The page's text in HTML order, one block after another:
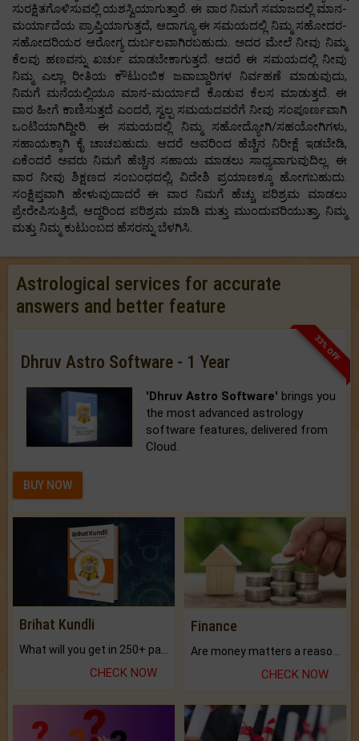
ಸುರಕ್ಷಿತಗೊಳಿಸುವಲ್ಲಿ ಯಶಸ್ವಿಯಾಗುತ್ತಾರೆ. ಈ ವಾರ ನಿಮಗೆ ಸಮಾಜದಲ್ಲಿ ಮಾನ-
ಮರ್ಯಾದೆಯ ಪ್ರಾಪ್ತಿಯಾಗುತ್ತದೆ, ಆದಾಗ್ಯೂ ಈ ಸಮಯದಲ್ಲಿ ನಿಮ್ಮ ಸಹೋದರ-
ಸಹೋದರಿಯರ ಆರೋಗ್ಯ ದುರ್ಬಲವಾಗಿರಬಹುದು. ಅದರ ಮೇಲೆ ನೀವು ನಿಮ್ಮ
ಕೆಲವು ಹಣವನ್ನು ಖರ್ಚು ಮಾಡಬೇಕಾಗುತ್ತದೆ. ಆದರೆ ಈ ಸಮಯದಲ್ಲಿ ನೀವು
ನಿಮ್ಮ ಎಲ್ಲಾ ರೀತಿಯ ಕೌಟುಂಬಿಕ ಜವಾಬ್ದಾರಿಗಳ ನಿರ್ವಹಣೆ ಮಾಡುವುದು,
ನಿಮಗೆ ಮನೆಯಲ್ಲಿಯೂ ಮಾನ-ಮರ್ಯಾದೆ ಕೊಡುವ ಕೆಲಸ ಮಾಡುತ್ತದೆ. ಈ
ವಾರ ಹೀಗೆ ಕಾಣಿಸುತ್ತದೆ ಎಂದರೆ, ಸ್ವಲ್ಪ ಸಮಯದವರೆಗೆ ನೀವು ಸಂಪೂರ್ಣವಾಗಿ
ಒಂಟಿಯಾಗಿದ್ದೀರಿ. ಈ ಸಮಯದಲ್ಲಿ ನಿಮ್ಮ ಸಹೋದ್ಯೋಗಿ/ಸಹಯೋಗಿಗಳು,
ಸಹಾಯಕ್ಕಾಗಿ ಕೈ ಚಾಚಬಹುದು. ಆದರೆ ಅವರಿಂದ ಹೆಚ್ಚಿನ ನಿರೀಕ್ಷೆ ಇಡಬೇಡಿ,
ಏಕೆಂದರೆ ಅವರು ನಿಮಗೆ ಹೆಚ್ಚಿನ ಸಹಾಯ ಮಾಡಲು ಸಾಧ್ಯವಾಗುವುದಿಲ್ಲ. ಈ
ವಾರ ನೀವು ಶಿಕ್ಷಣದ ಸಂಬಂಧದಲ್ಲಿ, ವಿದೇಶಿ ಪ್ರಯಾಣಕ್ಕೂ ಹೋಗಬಹುದು.
ಸಂಕ್ಷಿಪ್ತವಾಗಿ ಹೇಳುವುದಾದರೆ ಈ ವಾರ ನಿಮಗೆ ಹೆಚ್ಚು ಪರಿಶ್ರಮ ಮಾಡಲು
ಪ್ರೇರೇಪಿಸುತ್ತಿದೆ, ಆದ್ದರಿಂದ ಪರಿಶ್ರಮ ಮಾಡಿ ಮತ್ತು ಮುಂದುವರಿಯುತ್ತಾ, ನಿಮ್ಮ
ಮತ್ತು ನಿಮ್ಮ ಕುಟುಂಬದ ಹೆಸರನ್ನು ಬೆಳಗಿಸಿ.
Astrological services for accurate
answers and better feature
33% OFF
Dhruv Astro Software - 1 Year
'Dhruv Astro Software' brings you
the most advanced astrology
software features, delivered from
Cloud.
BUY NOW
Brihat Kundli
CHECK NOW
Finance
CHECK NOW